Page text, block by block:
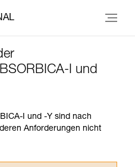
I und
I und -Y sind nach
Anforderungen nicht